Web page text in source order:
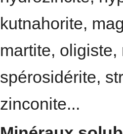
kutnahorite,
martite,
spérosidérite,
zinconite...